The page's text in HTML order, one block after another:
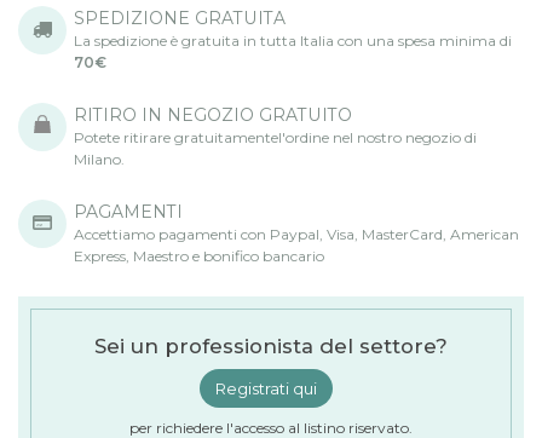
SPEDIZIONE GRATUITA
La spedizione è gratuita in tutta Italia con una spesa minima di
70€
RITIRO IN NEGOZIO GRATUITO
Potete ritirare gratuitamentel'ordine nel nostro negozio di
Milano.
PAGAMENTI
Accettiamo pagamenti con Paypal, Visa, MasterCard, American
Express, Maestro e bonifico bancario
Sei un professionista del settore?
Registrati qui
per richiedere l'accesso al listino riservato.